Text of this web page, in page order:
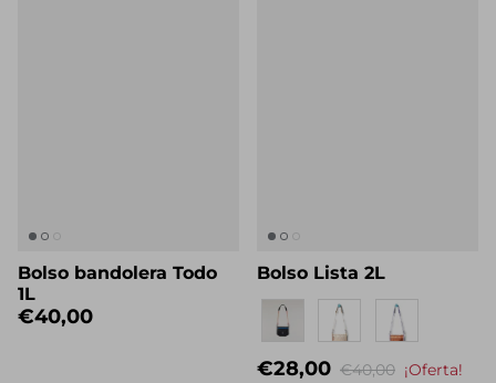
Bolso bandolera Todo
1L
€40,00
Bolso Lista 2L
Eigenname
€28,00 €40,00 ¡Oferta!